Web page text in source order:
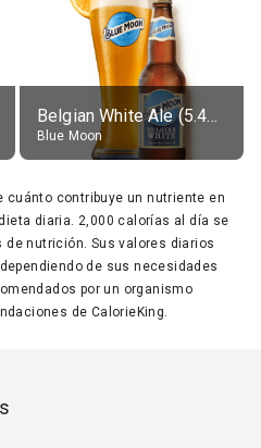
Belgian White Ale (5.4% alc.)
Blue Moon
cuánto contribuye un nutriente en
diaria. 2,000 calorías al día se
nutrición. Sus valores diarios
de sus necesidades
por un organismo
de CalorieKing.